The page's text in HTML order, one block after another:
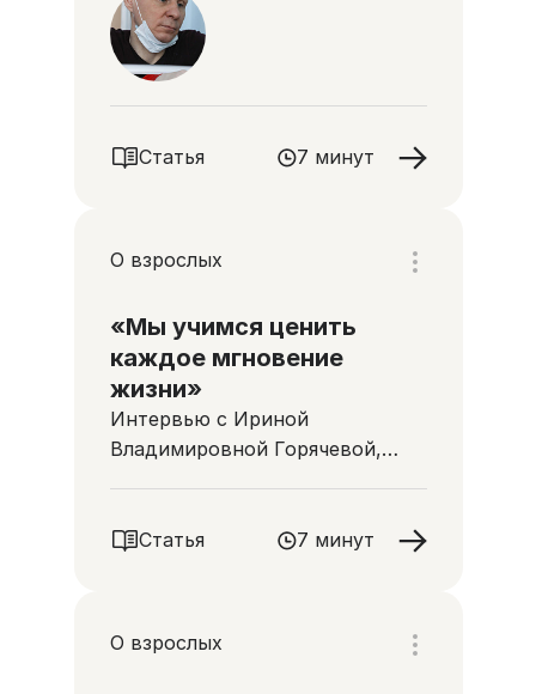
Статья 7 минут
О взрослых
«Мы учимся ценить
каждое мгновение
жизни»
Интервью с Ириной
Владимировной Горячевой,
Статья
7 минут
О взрослых